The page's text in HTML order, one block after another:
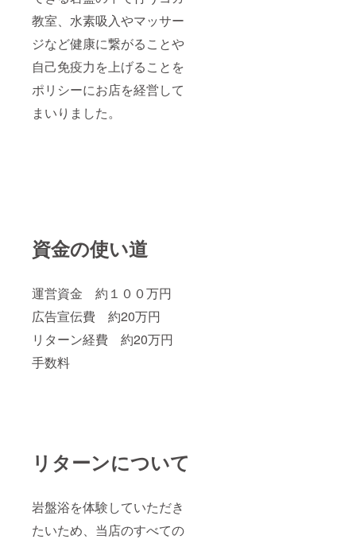
教室、水素吸入やマッサー
ジなど健康に繋がることや
自己免疫力を上げることを
ポリシーにお店を経営して
まいりました。
資金の使い道
運営資金 約１００万円
広告宣伝費 約20万円
リターン経費 約20万円
手数料
リターンについて
岩盤浴を体験していただき
たいため、当店のすべての